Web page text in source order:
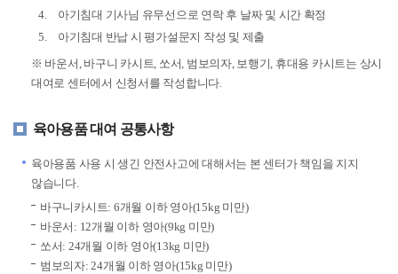
아기침대 기사님 유무선으로 연락 후 날짜 및 시간 확정
아기침대 반납 시 평가설문지 작성 및 제출
※ 바운서, 바구니 카시트, 쏘서, 범보의자, 보행기, 휴대용 카시트는 상시
대여로 센터에서 신청서를 작성합니다.
육아용품 대여 공통사항
육아용품 사용 시 생긴 안전사고에 대해서는 본 센터가 책임을 지지
않습니다.
바구니카시트: 6개월 이하 영아(15kg 미만)
바운서: 12개월 이하 영아(9kg 미만)
쏘서: 24개월 이하 영아(13kg 미만)
범보의자: 24개월 이하 영아(15kg 미만)